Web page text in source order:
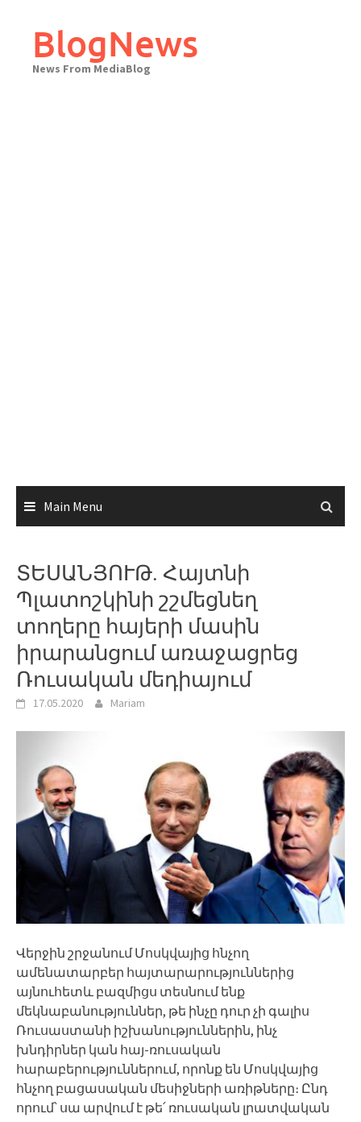
contentBlogNews
News From MediaBlog
Main Menu
ՏԵՍԱՆՅՈՒԹ. Հայտնի
Պլատոշկինի շշմեցնեղ
տողերը հայերի մասին
իրարանցում առաջացրեց
Ռուսական մեդիայում
17.05.2020 Mariam
Վերջին շրջանում Մոսկվայից հնչող
ամենատարբեր հայտարարություններից
այնուհետև բազմիցս տեսնում ենք
մեկնաբանություններ, թե ինչը դուր չի գալիս
Ռուսաստանի իշխանություններին, ինչ
խնդիրներ կան հայ-ռուսական
հարաբերություններում, որոնք են Մոսկվայից
հնչող բացասական մեսիջների առիթները։ Ընդ
որում՝ սա արվում է թե՛ ռուսական լրատվական